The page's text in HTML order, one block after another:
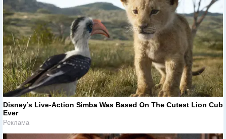
Disney’s Live-Action Simba Was Based On The Cutest Lion Cub
Ever
Реклама